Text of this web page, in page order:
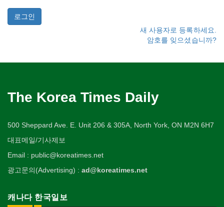
새 사용자로 등록하세요.
암호를 잊으셨습니까?
The Korea Times Daily
500 Sheppard Ave. E. Unit 206 & 305A, North York, ON M2N 6H7
대표메일/기사제보
Email : public@koreatimes.net
광고문의(Advertising) : ad@koreatimes.net
캐나다 한국일보